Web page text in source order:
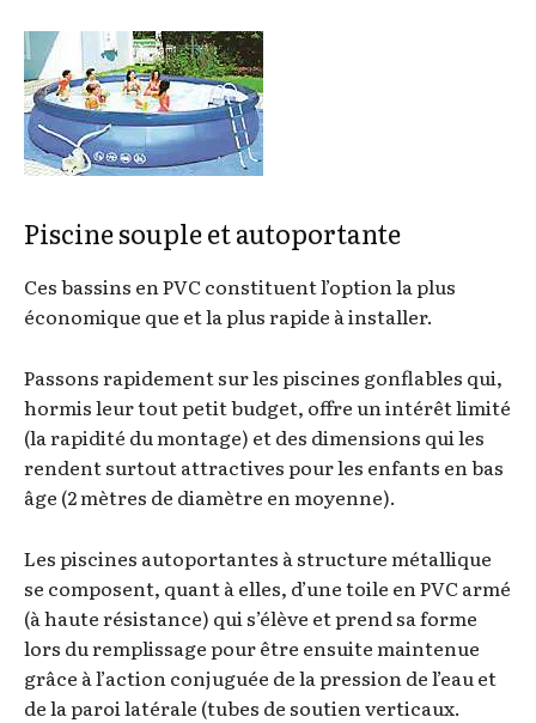
Piscine souple et autoportante
Ces bassins en PVC constituent l’option la plus
économique que et la plus rapide à installer.
Passons rapidement sur les piscines gonflables qui,
hormis leur tout petit budget, offre un intérêt limité
(la rapidité du montage) et des dimensions qui les
rendent surtout attractives pour les enfants en bas
âge (2 mètres de diamètre en moyenne).
Les piscines autoportantes à structure métallique
se composent, quant à elles, d’une toile en PVC armé
(à haute résistance) qui s’élève et prend sa forme
lors du remplissage pour être ensuite maintenue
grâce à l’action conjuguée de la pression de l’eau et
de la paroi latérale (tubes de soutien verticaux.